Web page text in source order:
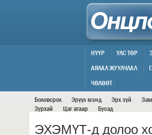
НИЙГЭМ
НҮҮР УЛС ТӨР
АЯЛАЛ ЖУУЛЧЛАЛ
ЧӨЛӨӨТ
Боловсрол
Эрүүл мэнд Эрх зүй
Зурхай
Цаг агаар Бусад
ЭХЭМҮТ-д долоо